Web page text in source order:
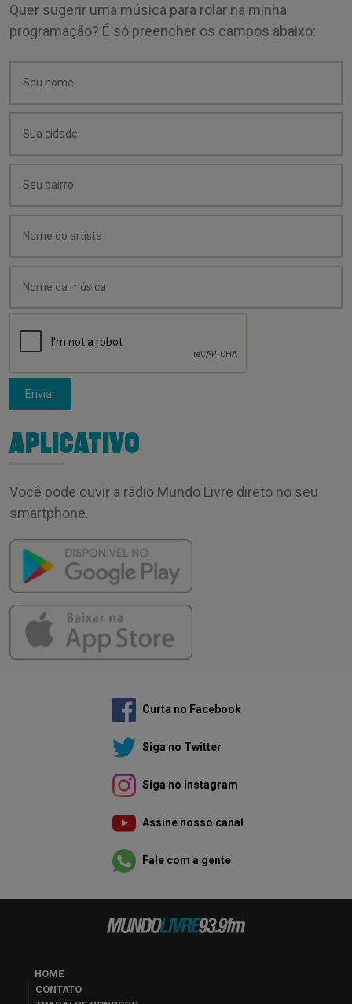
Quer sugerir uma música para rolar na minha
programação? É só preencher os campos abaixo:
Enviar
APLICATIVO
Você pode ouvir a rádio Mundo Livre direto no seu
smartphone.
Curta no Facebook
Siga no Twitter
Siga no Instagram
Assine nosso canal
Fale com a gente
HOME
CONTATO